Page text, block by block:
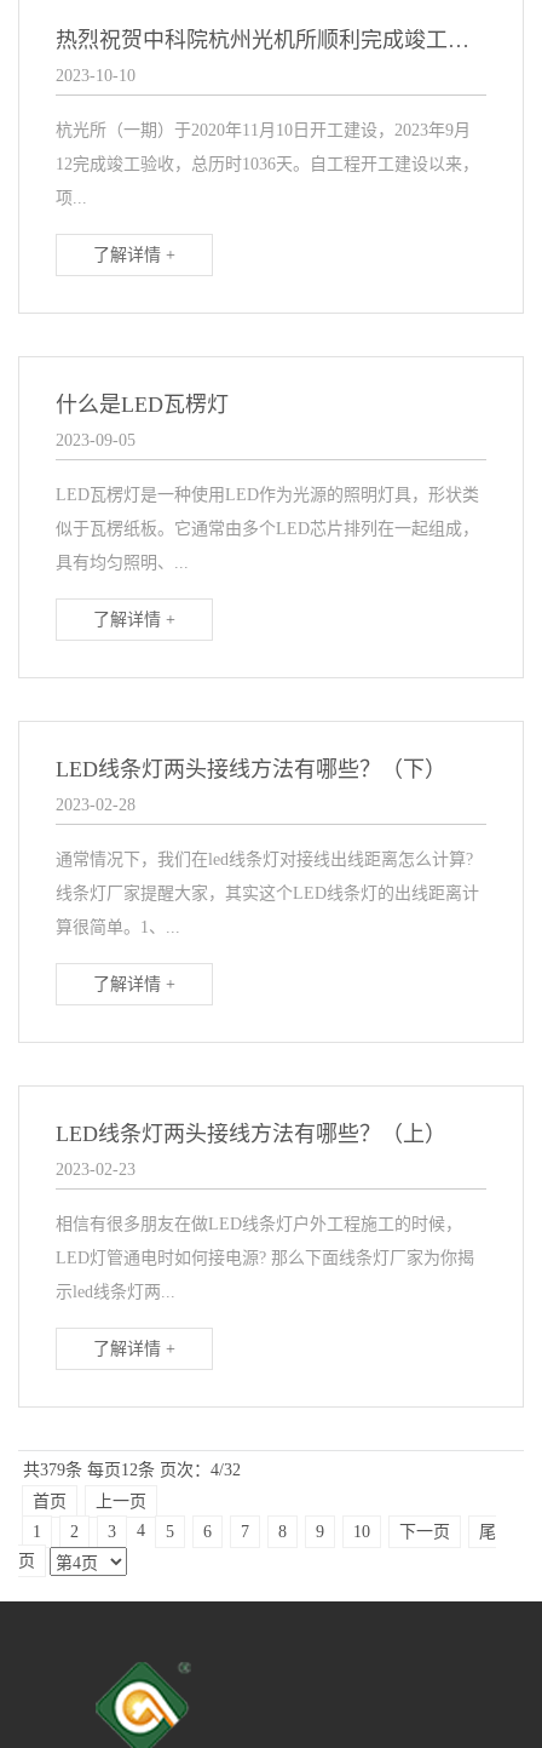
热烈祝贺中科院杭州光机所顺利完成竣工验收
2023-10-10
杭光所（一期）于2020年11月10日开工建设，2023年9月
12完成竣工验收，总历时1036天。自工程开工建设以来，
项...
了解详情 +
什么是LED瓦楞灯
2023-09-05
LED瓦楞灯是一种使用LED作为光源的照明灯具，形状类
似于瓦楞纸板。它通常由多个LED芯片排列在一起组成，
具有均匀照明、...
了解详情 +
LED线条灯两头接线方法有哪些？（下）
2023-02-28
通常情况下，我们在led线条灯对接线出线距离怎么计算?
线条灯厂家提醒大家，其实这个LED线条灯的出线距离计
算很简单。1、...
了解详情 +
LED线条灯两头接线方法有哪些？（上）
2023-02-23
相信有很多朋友在做LED线条灯户外工程施工的时候，
LED灯管通电时如何接电源? 那么下面线条灯厂家为你揭
示led线条灯两...
了解详情 +
共379条 每页12条 页次：4/32
首页
上一页
1
2 3 4 5 6 7 8 9 10 下一页
尾
页